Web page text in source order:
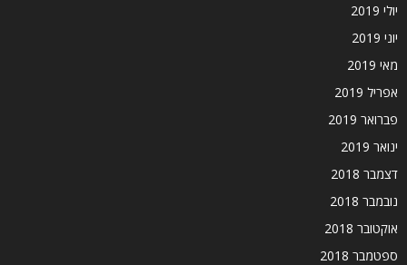
יולי 2019
יוני 2019
מאי 2019
אפריל 2019
פברואר 2019
ינואר 2019
דצמבר 2018
נובמבר 2018
אוקטובר 2018
ספטמבר 2018